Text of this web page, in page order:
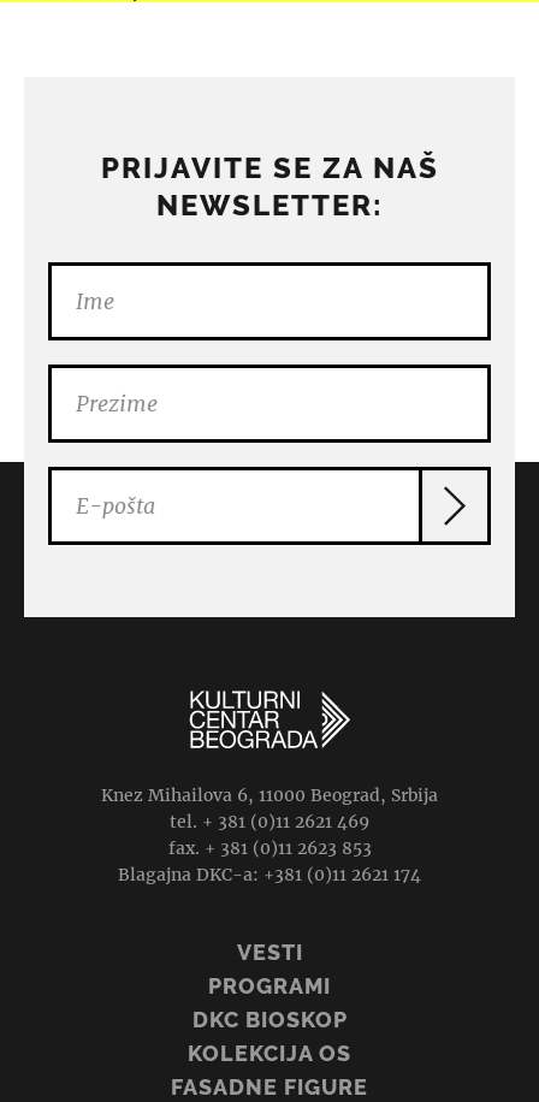
PRIJAVITE SE ZA NAŠ
NEWSLETTER:
Knez Mihailova 6, 11000 Beograd, Srbija
tel. + 381 (0)11 2621 469
fax. + 381 (0)11 2623 853
Blagajna DKC-a: +381 (0)11 2621 174
VESTI
PROGRAMI
DKC BIOSKOP
KOLEKCIJA OS
FASADNE FIGURE